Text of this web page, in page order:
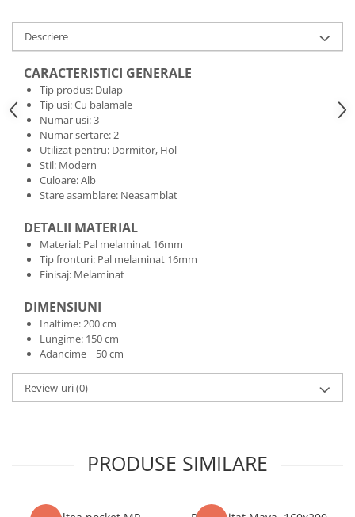
Descriere
CARACTERISTICI GENERALE
Tip produs: Dulap
Tip usi: Cu balamale
Numar usi: 3
Numar sertare: 2
Utilizat pentru: Dormitor, Hol
Stil: Modern
Culoare: Alb
Stare asamblare: Neasamblat
DETALII MATERIAL
Material: Pal melaminat 16mm
Tip fronturi: Pal melaminat 16mm
Finisaj: Melaminat
DIMENSIUNI
Inaltime: 200 cm
Lungime: 150 cm
Adancime 50 cm
Review-uri(0)
PRODUSE SIMILARE